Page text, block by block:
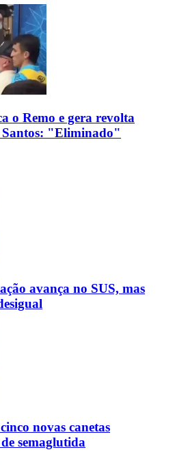
o Remo e gera revolta
"Eliminado"
avança no SUS, mas
novas canetas
semaglutida